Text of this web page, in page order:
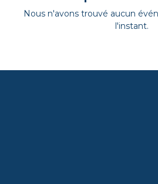
Nous n'avons trouvé aucun
l'instant.